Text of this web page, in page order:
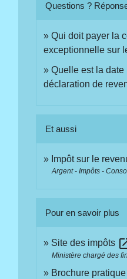
Questions ?
Qui doit payer la
exceptionnelle sur
Quelle est la date
déclaration de
Et aussi
Impôt sur le
Argent - Impôts -
Pour en savoir plus
Site des impôts
Ministère chargé des
Brochure